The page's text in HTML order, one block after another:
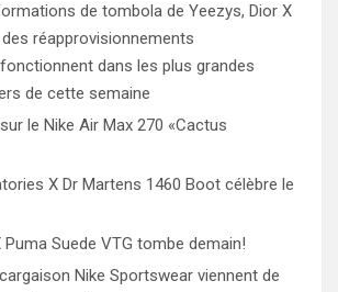
de tombola de Yeezys, Dior X
réapprovisionnements
dans les plus grandes
de cette semaine
le Nike Air Max 270 «Cactus
X Dr Martens 1460 Boot célèbre le
Puma Suede VTG tombe demain!
Nike Sportswear viennent de